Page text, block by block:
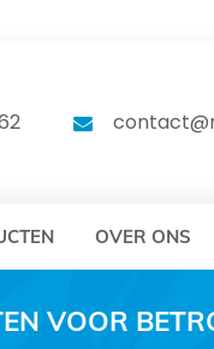
OVER ONS
VOOR